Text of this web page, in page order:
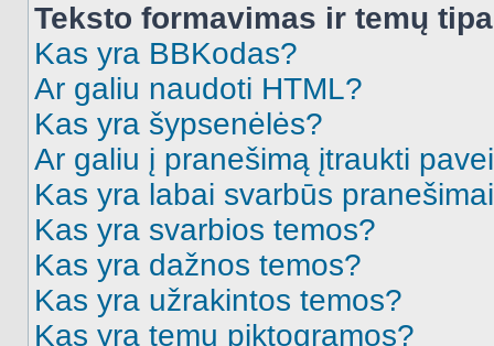
Teksto formavimas ir temų
Kas yra BBKodas?
Ar galiu naudoti HTML?
Kas yra šypsenėlės?
Ar galiu į pranešimą įtraukti
Kas yra labai svarbūs
Kas yra svarbios temos?
Kas yra dažnos temos?
Kas yra užrakintos temos?
Kas yra temų piktogramos?